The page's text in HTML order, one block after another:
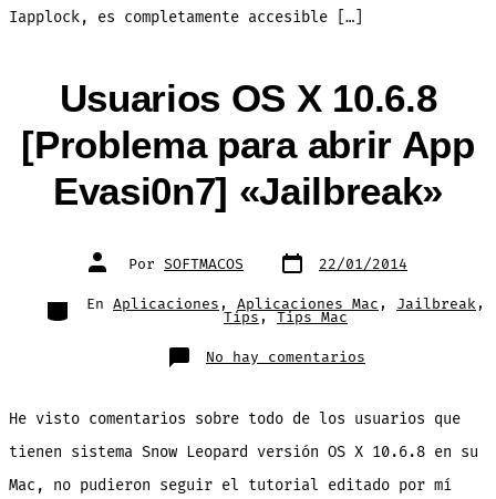
Iapplock, es completamente accesible […]
Usuarios OS X 10.6.8
[Problema para abrir App
Evasi0n7] «Jailbreak»
Autor
de
entrada
Por SOFTMACOS Fecha
de 22/01/2014
Categorías
En Aplicaciones , Aplicaciones Mac , Jailbreak,
Tips , Tips Mac
No hay comentarios
Usuarios
10.6.8
[Problema
abrir
App
Evasi0n7]
«Jailbreak»
He visto comentarios sobre todo de los usuarios que
tienen sistema Snow Leopard versión OS X 10.6.8 en su
Mac, no pudieron seguir el tutorial editado por mí